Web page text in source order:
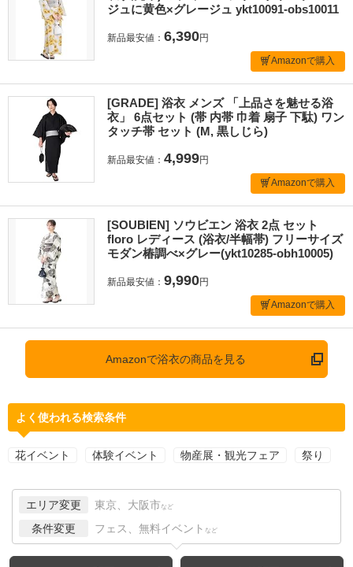
ジュに黄色×グレージュ ykt10091-obs10011
新品最安値： 6,390円
Amazonで購入
[GRADE] 浴衣 メンズ 「上品さを魅せる浴
衣」 6点セット (帯 内帯 巾着 扇子 下駄) ワン
タッチ帯 セット (M, 黒しじら)
新品最安値： 4,999円
Amazonで購入
[SOUBIEN] ソウビエン 浴衣 2点 セット
floro レディース (浴衣/半幅帯) フリーサイズ
モダン椿調べ×グレー(ykt10285-obh10005)
新品最安値： 9,990円
Amazonで購入
Amazonで浴衣の商品を見る
よく使われる検索条件
花イベント 体験イベント 物産展・観光フェア 祭り
エリア変更 東京、大阪市 など
条件変更 フェス、無料イベント など